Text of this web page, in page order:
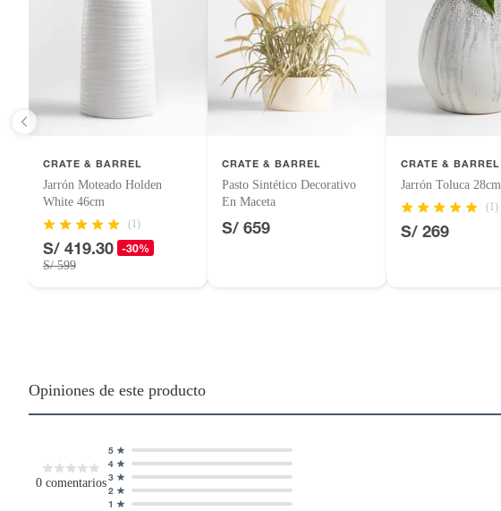
CRATE & BARREL
Jarrón Moteado Holden
White 46cm
(1)
S/ 419.30 -30%
S/ 599
CRATE & BARREL
Pasto Sintético Decorativo
En Maceta
S/ 659
CRATE & BARREL
Jarrón Toluca 28cm
(1)
S/ 269
Opiniones de este producto
0 comentarios
1
2
3
4
5